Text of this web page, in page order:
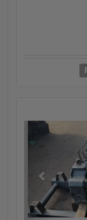
Anterior